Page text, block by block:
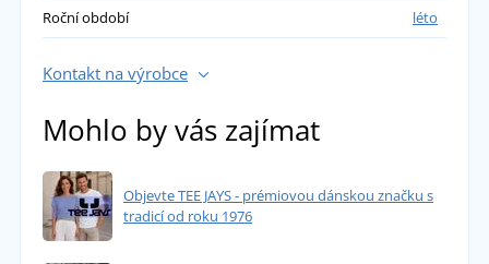
Roční období
léto
Kontakt na výrobce
Mohlo by vás zajímat
Objevte TEE JAYS - prémiovou dánskou značku s
tradicí od roku 1976